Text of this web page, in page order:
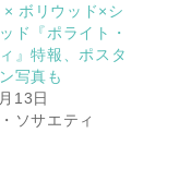
ボリウッド×シ
ド『ポライト・
』特報、ポスタ
写真も
13日
ソサエティ